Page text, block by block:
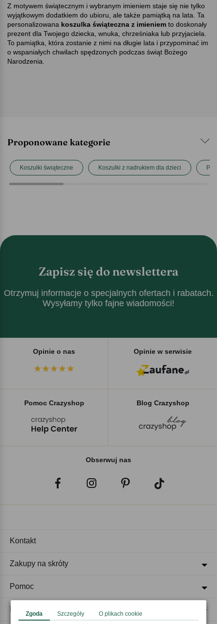
Z motywem świątecznym i wybranym imieniem staje się nie tylko
wyjątkowym dodatkiem do ubioru, ale także pamiątką na lata. Ta
personalizowana koszulka świąteczna z imieniem to doskonały
prezent dla Twojego dziecka, wnuka, chrześniaka lub przyjaciela.
To pamiątka, która zostanie z nimi na długie lata i przypominać im
o wspaniałych chwilach spędzonych podczas świąt Bożego
Narodzenia.
Proponowane kategorie
Koszulki świąteczne Koszulki z nadrukiem dla dzieci
Zapisz się do newslettera
Otrzymuj informacje o specjalnych ofertach i rabatach.
Wysyłamy tylko fajne wiadomości!
Opinie o nas Opinie w serwisie
Pomoc Crazyshop Blog Crazyshop
Obserwuj nas
Kontakt
Zakupy na skróty
Pomoc
Zgoda Szczegóły O plikach cookie